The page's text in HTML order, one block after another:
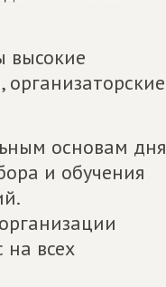
высокие
основам дня
и обучения
всех